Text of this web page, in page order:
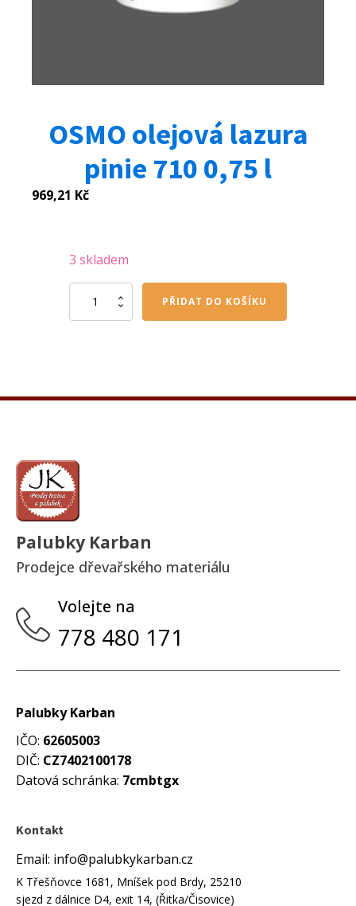
OSMO olejová lazura
pinie 710 0,75 l
969,21 Kč
3 skladem
OSMO
množství
PŘIDAT DO KOŠÍKU
Palubky Karban
Prodejce dřevařského materiálu
Volejte na
778 480 171
Palubky Karban
IČO: 62605003
DIČ: CZ7402100178
Datová schránka: 7cmbtgx
Kontakt
Email: info@palubkykarban.cz
K Třešňovce 1681, Mníšek pod Brdy, 25210
sjezd z dálnice D4, exit 14, (Řitka/Čisovice)